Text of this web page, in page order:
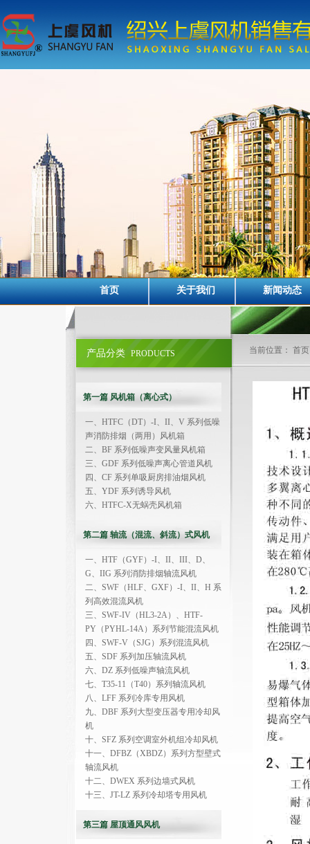
首页 关于我们 新闻动态
产品分类PRODUCTS
第一篇 风机箱（离心式）
一、HTFC（DT）-I、II、V 系列低噪
声消防排烟（两用）风机箱
二、BF 系列低噪声变风量风机箱
三、GDF 系列低噪声离心管道风机
四、CF 系列单吸厨房排油烟风机
五、YDF 系列诱导风机
六、HTFC-X无蜗壳风机箱
第二篇 轴流（混流、斜流）式风机
一、HTF（GYF）-I、II、III、D、
G、IIG 系列消防排烟轴流风机
二、SWF（HLF、GXF）-I、II、H 系
列高效混流风机
三、SWF-IV（HL3-2A）、HTF-
PY（PYHL-14A）系列节能混流风机
四、SWF-V（SJG）系列混流风机
五、SDF 系列加压轴流风机
六、DZ 系列低噪声轴流风机
七、T35-11（T40）系列轴流风机
八、LFF 系列冷库专用风机
九、DBF 系列大型变压器专用冷却风
机
十、SFZ 系列空调室外机组冷却风机
十一、DFBZ（XBDZ）系列方型壁式
轴流风机
十二、DWEX 系列边墙式风机
十三、JT-LZ 系列冷却塔专用风机
第三篇 屋顶通风风机
当前位置： 首